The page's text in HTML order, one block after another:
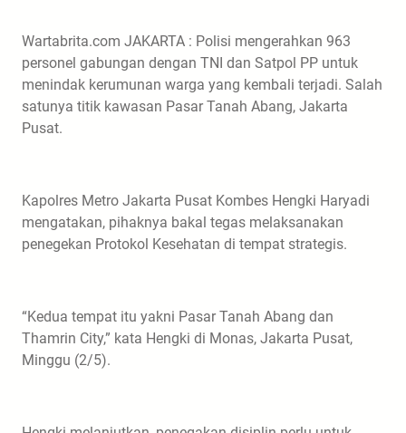
Wartabrita.com JAKARTA : Polisi mengerahkan 963
personel gabungan dengan TNI dan Satpol PP untuk
menindak kerumunan warga yang kembali terjadi. Salah
satunya titik kawasan Pasar Tanah Abang, Jakarta
Pusat.
Kapolres Metro Jakarta Pusat Kombes Hengki Haryadi
mengatakan, pihaknya bakal tegas melaksanakan
penegekan Protokol Kesehatan di tempat strategis.
“Kedua tempat itu yakni Pasar Tanah Abang dan
Thamrin City,” kata Hengki di Monas, Jakarta Pusat,
Minggu (2/5).